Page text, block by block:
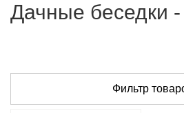
Дачные беседки -
Фильтр